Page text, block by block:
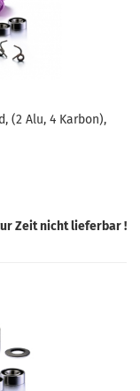
(2 Alu, 4 Karbon),
Zeit nicht lieferbar !